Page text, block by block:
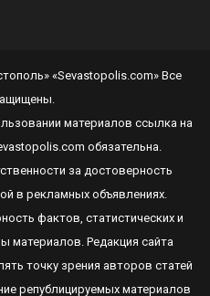
«Sevastopolis.com» Все
материалов ссылка на
обязательна.
за достоверность
в рекламных объявлениях.
фактов, статистических и
материалов. Редакция сайта
точку зрения авторов статей
републицируемых материалов